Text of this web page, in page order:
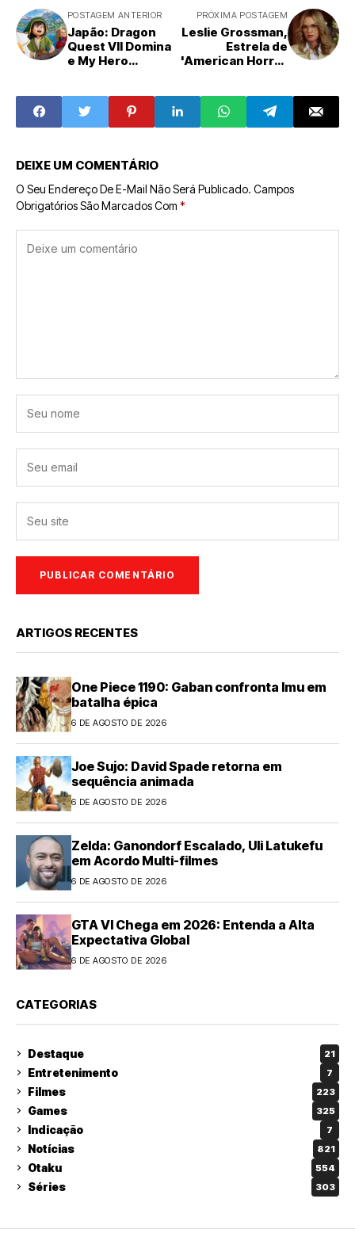
POSTAGEM ANTERIOR
Japão: Dragon
Quest VII Domina
e My Hero
Vendas de Jogos
(2 a 8 de
Fevereiro)
PRÓXIMA POSTAGEM
Leslie Grossman,
Estrela de
'American Horror
Temporada Final
de 'Power Book
III: Raising Kanan'
DEIXE UM COMENTÁRIO
O Seu Endereço De E-Mail Não Será Publicado. Campos
Obrigatórios São Marcados Com *
ARTIGOS RECENTES
One Piece 1190: Gaban confronta Imu em
batalha épica
6 DE AGOSTO DE 2026
Joe Sujo: David Spade retorna em
sequência animada
6 DE AGOSTO DE 2026
Zelda: Ganondorf Escalado, Uli Latukefu
em Acordo Multi-filmes
6 DE AGOSTO DE 2026
GTA VI Chega em 2026: Entenda a Alta
Expectativa Global
6 DE AGOSTO DE 2026
CATEGORIAS
Destaque 21
Entretenimento 7
Filmes 223
Games 325
Indicação 7
Notícias 821
Otaku 554
Séries 303